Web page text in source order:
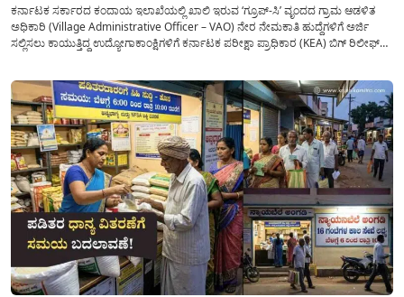
ಕರ್ನಾಟಕ ಸರ್ಕಾರದ ಕಂದಾಯ ಇಲಾಖೆಯಲ್ಲಿ ಖಾಲಿ ಇರುವ ‘ಗ್ರೂಪ್-ಸಿ’ ವೃಂದದ ಗ್ರಾಮ ಆಡಳಿತ
ಅಧಿಕಾರಿ (Village Administrative Officer – VAO) ನೇರ ನೇಮಕಾತಿ ಹುದ್ದೆಗಳಿಗೆ ಅರ್ಜಿ
ಸಲ್ಲಿಸಲು ಕಾಯುತ್ತಿದ್ದ ಉದ್ಯೋಗಾಕಾಂಕ್ಷಿಗಳಿಗೆ ಕರ್ನಾಟಕ ಪರೀಕ್ಷಾ ಪ್ರಾಧಿಕಾರ (KEA) ಬಿಗ್ ರಿಲೀಫ್